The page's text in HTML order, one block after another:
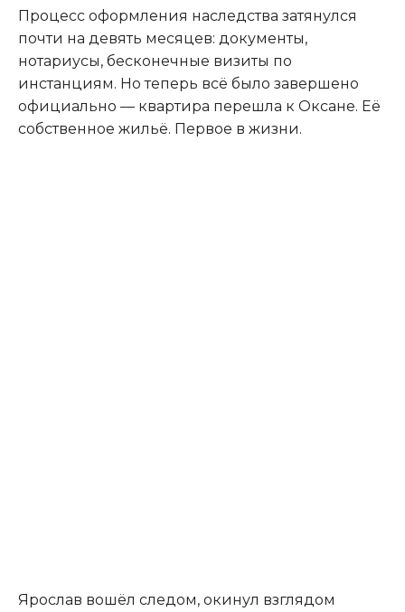
Процесс оформления наследства затянулся
почти на девять месяцев: документы,
нотариусы, бесконечные визиты по
инстанциям. Но теперь всё было завершено
официально — квартира перешла к Оксане. Её
собственное жильё. Первое в жизни.
Ярослав вошёл следом, окинул взглядом